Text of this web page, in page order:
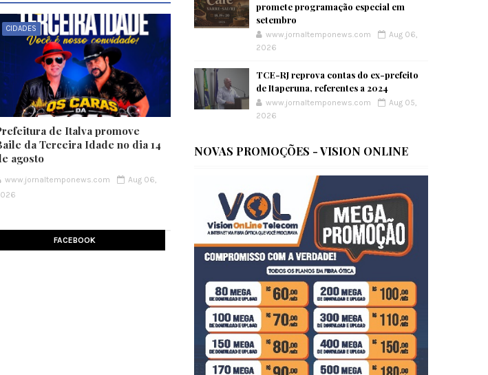
CIDADES
de Italva promove
da Terceira Idade no dia 14
agosto
www.jornaltemponews.com
Aug 06,
FACEBOOK
promete programação especial em
setembro
www.jornaltemponews.com
Aug 06,
2026
TCE-RJ reprova contas do ex-prefeito
de Itaperuna, referentes a 2024
www.jornaltemponews.com
Aug 05,
2026
NOVAS PROMOÇÕES - VISION ONLINE